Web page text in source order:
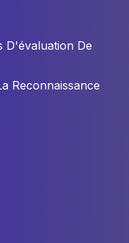
D'évaluation De
Reconnaissance